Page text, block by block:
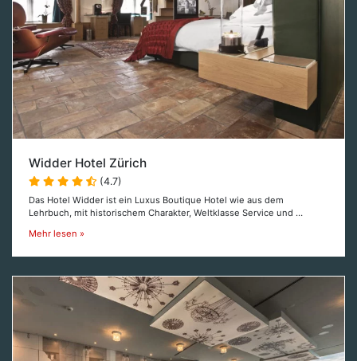
Widder Hotel Zürich
(4.7)
Das Hotel Widder ist ein Luxus Boutique Hotel wie aus dem
Lehrbuch, mit historischem Charakter, Weltklasse Service und …
Mehr lesen »